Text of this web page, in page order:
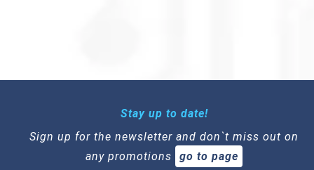
Stay up to date!
Sign up for the newsletter and don`t miss out on
any promotions
go to page